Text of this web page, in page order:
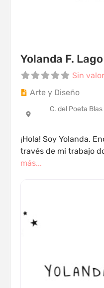
Yolanda F. Lago
Sin
Arte y Diseño
C. del Poeta
¡Hola! Soy Yolanda.
través de mi trabajo
más...